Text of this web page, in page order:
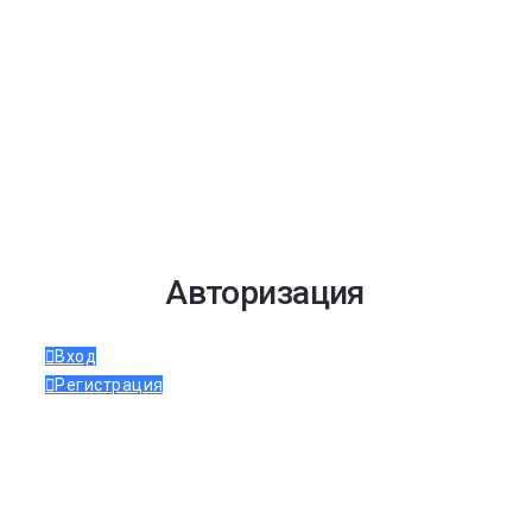
Авторизация
Вход
Регистрация